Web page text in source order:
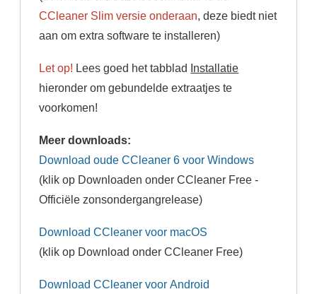
CCleaner Slim versie onderaan, deze biedt niet
aan om extra software te installeren)
Let op! Lees goed het tabblad Installatie
hieronder om gebundelde extraatjes te
voorkomen!
Meer downloads:
Download oude CCleaner 6 voor Windows
(klik op Downloaden onder CCleaner Free -
Officiële zonsondergangrelease)
Download CCleaner voor macOS
(klik op Download onder CCleaner Free)
Download CCleaner voor Android